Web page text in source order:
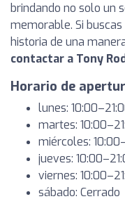
brindando no solo un
memorable. Si
historia de una
contactar a Tony
Horario de
lunes:
martes:
miércoles:
jueves:
viernes:
sábado: Cerrado